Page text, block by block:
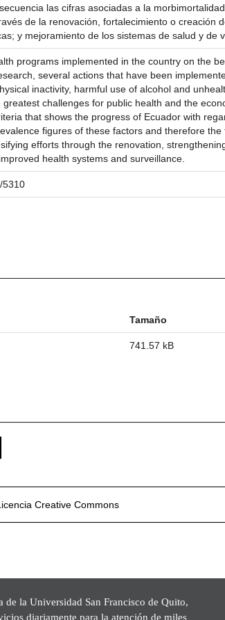
las cifras asociadas a la
de la renovación, fortalecimiento o creación
y mejoramiento de los sistemas de salud y de
programs implemented in the country on the
several actions that have been
inactivity, harmful use of alcohol and
challenges for public health and the
that shows the progress of Ecuador with
figures of these factors and therefore
efforts through the renovation,
health systems and surveillance.
5310
Tamaño
741.57 kB
Creative Commons
de la Universidad San Francisco de Quito,
diariamente para la atención de miles